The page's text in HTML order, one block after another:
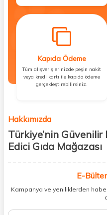
Kapıda Ödeme
Tüm alışverişlerinizde peşin nakit
veya kredi kartı ile kapıda ödeme
gerçekleştirebilirsiniz.
Hakkımızda
Türkiye’nin
Edici Gıda Mağazası
kişisel bakım hem de takviye
buluşturuyoruz. Artık mağaza
ihtiyacınız olan her şeyi tek bir
E-
Kampanya ve yeniliklerden